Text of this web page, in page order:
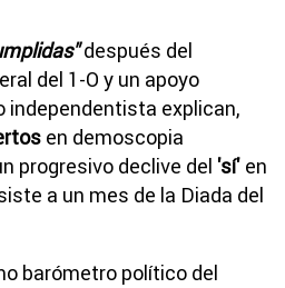
después del
del 1-O y un apoyo
independentista explican,
en demoscopia
progresivo declive del 'sí' en
a un mes de la Diada del
barómetro político del